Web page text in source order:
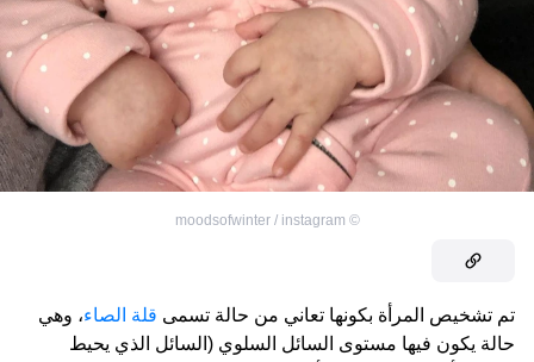
©
moodsofwinter / instagram
تم تشخيص المرأة بكونها تعاني من حالة تسمى قلة الصاء، وهي
حالة يكون فيها مستوى السائل السلوي (السائل الذي يحيط